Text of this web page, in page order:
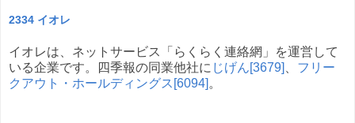
2334 イオレ
イオレは、ネットサービス「らくらく連絡網」を運営して
いる企業です。四季報の同業他社に じげん[3679] 、 フリー
クアウト・ホールディングス[6094] 。